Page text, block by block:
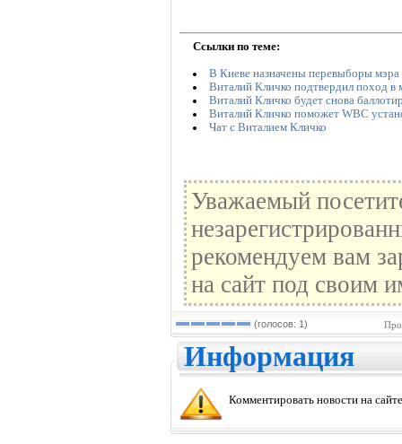
Ссылки по теме:
В Киеве назначены перевыборы мэра
Виталий Кличко подтвердил поход в
Виталий Кличко будет снова
Виталий Кличко поможет WBC
Чат с Виталием Кличко
Уважаемый
рекомендуем вам
на сайт под своим
(голосов: 1)
Информация
Комментировать новости на